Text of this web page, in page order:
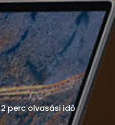
2 perc olvasási idő